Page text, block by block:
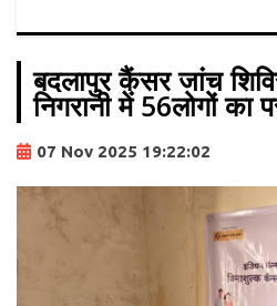
बदलापुर कैंसर जांच
निगरानी में 56लोगों का
07 Nov 2025 19:22:02